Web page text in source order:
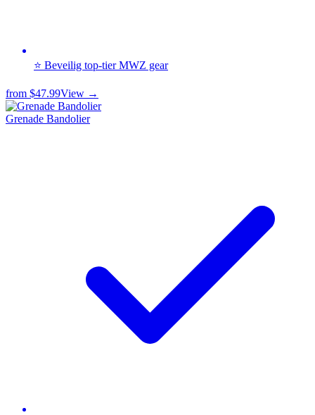
⭐ Beveilig top-tier MWZ gear
from $47.99View →
Grenade Bandolier